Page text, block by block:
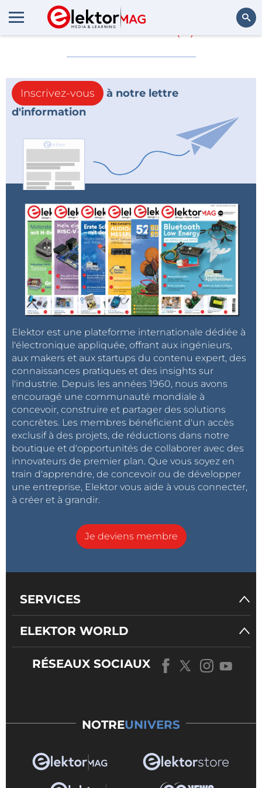
Tous nos
Inscrivez-vous
à notre lettre
d'information
Elektor est une plateforme internationale dédiée à
l'électronique appliquée, offrant aux ingénieurs,
aux makers et aux startups du contenu expert, des
connaissances pratiques et des insights sur
l'industrie. Depuis les années 1960, nous avons
encouragé une communauté mondiale à
concevoir, construire et partager des solutions
concrètes. Les membres bénéficient d'un accès
exclusif à des projets, de réductions dans notre
boutique et d'opportunités de collaborer avec des
innovateurs de premier plan. Que vous soyez en
train d'apprendre, de concevoir ou de développer
une entreprise, Elektor vous aide à vous connecter,
à créer et à grandir.
Je deviens membre
SERVICES
ELEKTOR WORLD
RÉSEAUX SOCIAUX
NOTREUNIVERS